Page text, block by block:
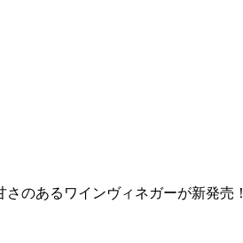
のあるワインヴィネガーが新発売！